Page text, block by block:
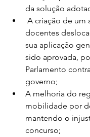
da solução
docentes
sua aplicação
sido aprovada,
Parlamento
governo;
A melhoria do
mobilidade por
mantendo o
concurso;